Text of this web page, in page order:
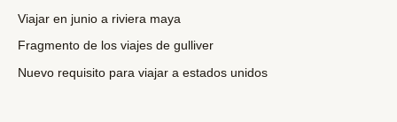
oViajar en junio a riviera maya
Fragmento de los viajes de gulliver
Nuevo requisito para viajar a estados unidos